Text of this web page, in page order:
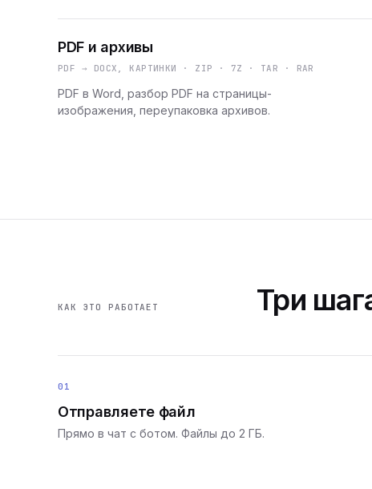
PDF и архивы
PDF → DOCX, КАРТИНКИ · ZIP · 7Z · TAR · RAR
PDF в Word, разбор PDF на страницы-
изображения, переупаковка архивов.
КАК ЭТО РАБОТАЕТ Три
01
Отправляете файл
Прямо в чат с ботом. Файлы до 2 ГБ.